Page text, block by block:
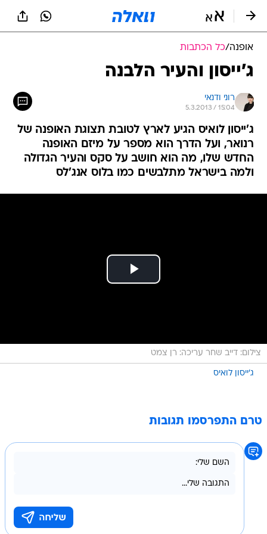
אופנה/כל הכתבות
ג'ייסון והעיר הלבנה
רוני ודנאי
5.3.2013 / 15:04
ג'ייסון לואיס הגיע לארץ לטובת תצוגת האופנה של
רנואר, ועל הדרך הוא מספר על מיזם האופנה
החדש שלו, מה הוא חושב על סקס והעיר הגדולה
ולמה בישראל מתלבשים כמו בלוס אנג'לס
צילום: דייב שחר עריכה: רן צמט
ג'ייסון לואיס
טרם התפרסמו תגובות